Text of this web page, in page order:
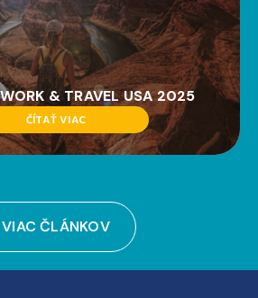
& TRAVEL USA 2025
ČÍTAŤ VIAC
VIAC ČLÁNKOV